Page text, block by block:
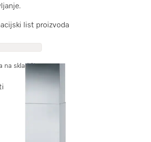
Flag, Energetska naljepnica
list proizvoda
na skladištu